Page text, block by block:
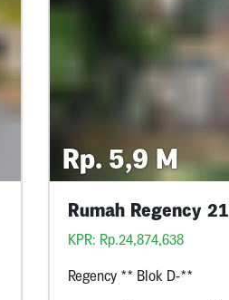
Rp. 5,9 M
Rumah Regency 21
KPR: Rp.24,874,638
Regency ** Blok D-**